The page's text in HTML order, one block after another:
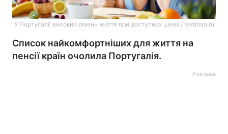
У Португалії високий рівень життя при доступних цінах / textman.ru
Список найкомфортніших для життя на
пенсії країн очолила Португалія.
Реклама